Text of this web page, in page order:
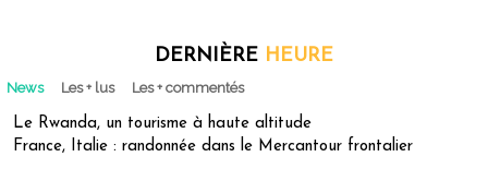
DERNIÈRE HEURE
News Les + lus Les + commentés
Le Rwanda, un tourisme à haute altitude
France, Italie : randonnée dans le Mercantour frontalier